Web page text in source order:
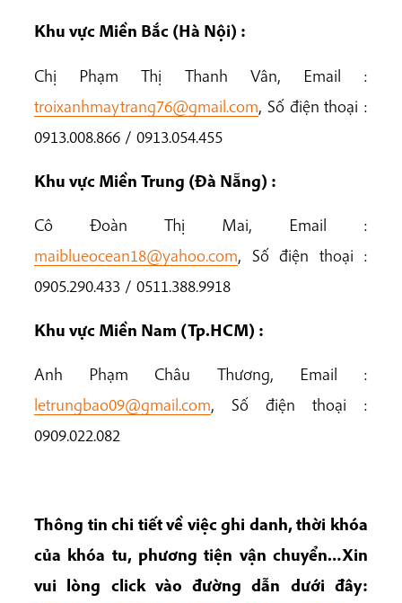
Khu vực Miền Bắc (Hà Nội) :
Chị Phạm Thị Thanh Vân, Email :
troixanhmaytrang76@gmail.com, Số điện thoại :
0913.008.866 / 0913.054.455
Khu vực Miền Trung (Đà Nẵng) :
Cô Đoàn Thị Mai, Email :
maiblueocean18@yahoo.com, Số điện thoại :
0905.290.433 / 0511.388.9918
Khu vực Miền Nam (Tp.HCM) :
Anh Phạm Châu Thương, Email :
letrungbao09@gmail.com, Số điện thoại :
0909.022.082
Thông tin chi tiết về việc ghi danh, thời khóa
của khóa tu, phương tiện vận chuyển…Xin
vui lòng click vào đường dẫn dưới đây: